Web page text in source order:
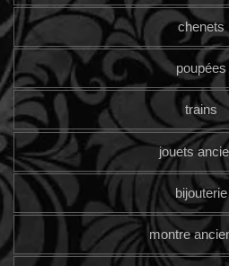
chenets
poupées
trains
jouets
bijouterie
montre